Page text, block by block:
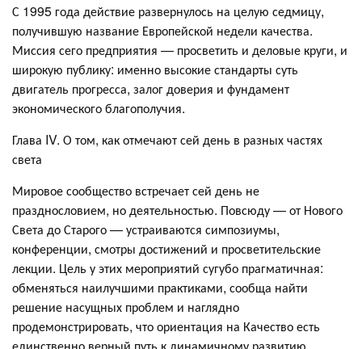
С 1995 года действие развернулось на целую седмицу,
получившую название Европейской недели качества.
Миссия сего предприятия — просветить и деловые круги, и
широкую публику: именно высокие стандарты суть
двигатель прогресса, залог доверия и фундамент
экономического благополучия.
Глава IV. О том, как отмечают сей день в разных частях
света
Мировое сообщество встречает сей день не
празднословием, но деятельностью. Повсюду — от Нового
Света до Старого — устраиваются симпозиумы,
конференции, смотры достижений и просветительские
лекции. Цель у этих мероприятий сугубо прагматичная:
обменяться наилучшими практиками, сообща найти
решение насущных проблем и наглядно
продемонстрировать, что ориентация на Качество есть
единственно верный путь к динамичному развитию.